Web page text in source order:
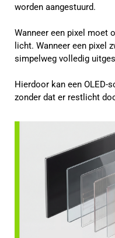
worden aangestuurd.
Wanneer een pixel moet
licht. Wanneer een pixel
simpelweg volledig
Hierdoor kan een OLED-
zonder dat er restlicht